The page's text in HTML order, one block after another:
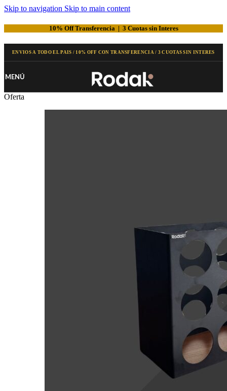
Skip to navigation Skip to main content
10% Off Transferencia | 3 Cuotas sin Interes
MENÚ
Oferta